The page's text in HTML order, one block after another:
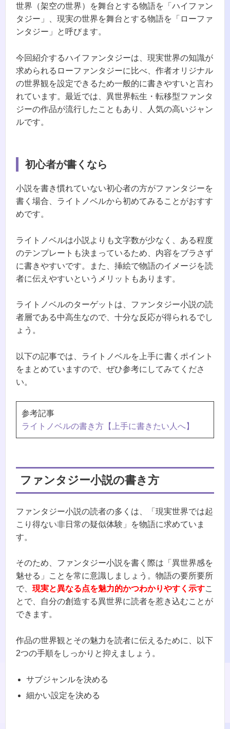
世界（架空の世界）を舞台とする物語を「ハイファン
タジー」、現実の世界を舞台とする物語を「ローファ
ンタジー」と呼びます。
今回紹介するハイファンタジーは、現実世界の知識が
求められるローファンタジーに比べ、作者オリジナル
の世界観を設定できるため一般的に書きやすいと言わ
れています。最近では、異世界転生・転移型ファンタ
ジーの作品が流行したこともあり、人気の高いジャン
ルです。
初心者が書くなら
小説を書き慣れていない初心者の方がファンタジーを
書く場合、ライトノベルから初めてみることがおすす
めです。
ライトノベルは小説よりも文字数が少なく、ある程度
のテンプレートも決まっているため、内容をブラさず
に書きやすいです。また、挿絵で物語のイメージを読
者に伝えやすいというメリットもあります。
ライトノベルのターゲットは、ファンタジー小説の読
者層である中高生なので、十分な反応が得られるでし
ょう。
以下の記事では、ライトノベルを上手に書くポイント
をまとめていますので、ぜひ参考にしてみてくださ
い。
参考記事
ライトノベルの書き方【上手に書きたい人へ】
ファンタジー小説の書き方
ファンタジー小説の読者の多くは、「現実世界では起
こり得ない非日常の疑似体験」を物語に求めていま
す。
そのため、ファンタジー小説を書く際は「異世界感を
魅せる」ことを常に意識しましょう。物語の要所要所
で、 現実と異なる点を魅力的かつわかりやすく示すこ
とで、自分の創造する異世界に読者を惹き込むことが
できます。
作品の世界観とその魅力を読者に伝えるために、以下
2つの手順をしっかりと抑えましょう。
サブジャンルを決める
細かい設定を決める